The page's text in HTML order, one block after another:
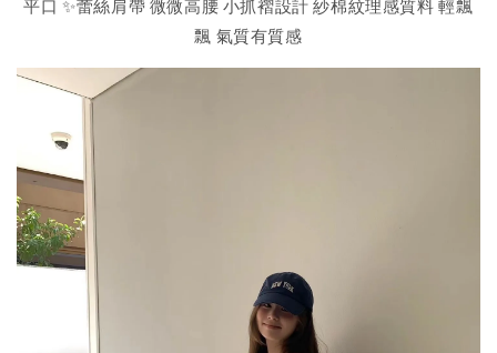
平口 ✨蕾絲肩帶 微微高腰 小抓褶設計 紗棉紋理感質料 輕飄
飄 氣質有質感